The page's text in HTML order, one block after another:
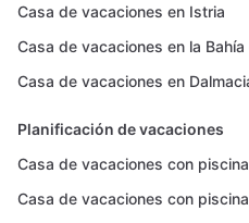
Casa de vacaciones en Istria
Casa de vacaciones en la Bahía
Casa de vacaciones en
Planificación de vacaciones
Casa de vacaciones con
Casa de vacaciones con